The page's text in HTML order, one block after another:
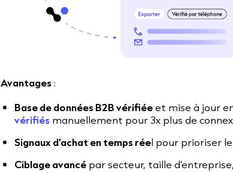
Avantages:
Base de données B2B vérifiéeet mise à jour
vérifiés manuellement pour 3x plus de
Signaux d’achat en temps réel pour prioriser
Ciblage avancé par secteur, taille